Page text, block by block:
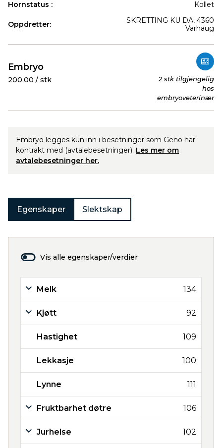
Hornstatus : Kollet
Oppdretter:
SKRETTING KU DA, 4360
Varhaug
Embryo
200,00 / stk
2 stk tilgjengelig
hos
embryoveterinær
Embryo legges kun inn i besetninger som Geno har
kontrakt med (avtalebesetninger). Les mer om
avtalebesetninger her.
Egenskaper Slektskap
Vis alle egenskaper/verdier
Melk 134
Kjøtt 92
Hastighet 109
Lekkasje 100
Lynne 111
Fruktbarhet døtre 106
Jurhelse 102